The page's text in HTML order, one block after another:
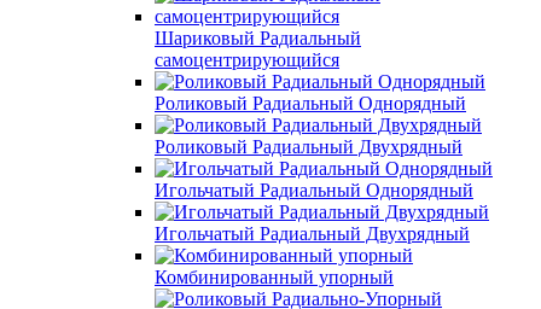
Шариковый Радиальный
самоцентрирующийся
Роликовый Радиальный Однорядный
Роликовый Радиальный Двухрядный
Игольчатый Радиальный Однорядный
Игольчатый Радиальный Двухрядный
Комбинированный упорный